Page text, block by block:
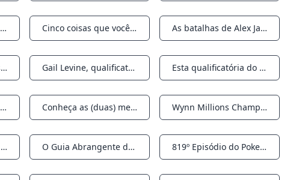
Tom Dwan, Rampage confirmado para o jogo de 2024 milhões de dólares da HCL Notifications Cinco coisas que você pode ter perdido no WPT Voyage Notifications As batalhas de Alex Jauregui com Doug Polk lhe conferem o status de ‘Sicko’
Brett Murray abraça seu papel como “O Deus do Trovão” Notifications Gail Levine, qualificatória do ClubWPT Rolling Thunder, quer que sua mesa acredite que ela não pode jogar Notifications Esta qualificatória do WPT Voyage quer seu nome na Mike Sexton Champions Cup
WPT Rolling Thunder preparado para ainda mais momentos da história do poker Notifications Conheça as (duas) mesas finais do Massive Triton Jeju Main Event Notifications Wynn Millions Championship termina com vencedor improvável
Altas apostas em alto mar sempre fizeram parte do DNA do WPT Notifications O Guia Abrangente do Jogador da World Series of Poker 2024 Notifications 819º Episódio do PokerNews Podcast Relança com Vídeo Show; Kyna England e Mike Holtz novos co-apresentadores